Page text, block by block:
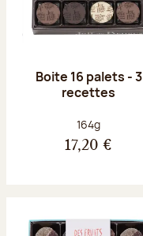
Boite 16 palets - 3
recettes
Poids net :
164g
17,20 €